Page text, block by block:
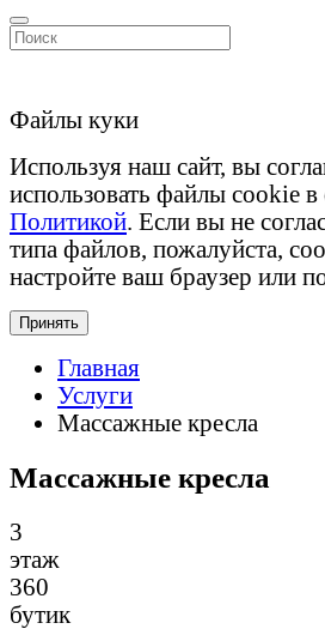
Файлы куки
Используя наш сайт, вы
использовать файлы cookie в
Политикой. Если вы не
типа файлов, пожалуйста,
настройте ваш браузер или
Принять
Главная
Услуги
Массажные кресла
Массажные кресла
3
этаж
360
бутик